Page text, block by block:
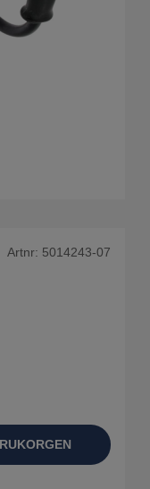
Artnr: 5014243-07